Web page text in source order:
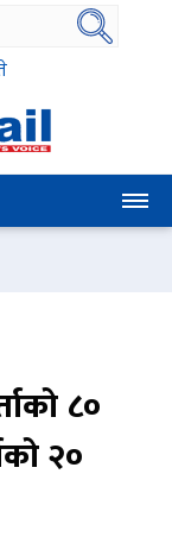
८०
२०